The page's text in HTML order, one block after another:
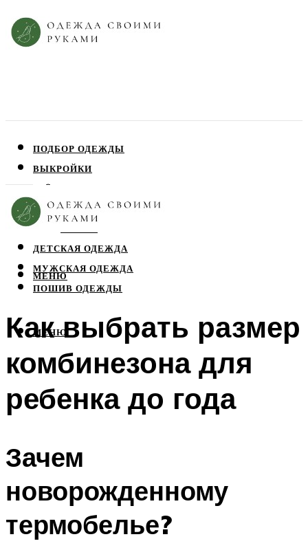
ПОДБОР ОДЕЖДЫ
ВЫКРОЙКИ
ЮБКИ
ДЕТСКАЯ ОДЕЖДА
МУЖСКАЯ ОДЕЖДА
ПОШИВ ОДЕЖДЫ
МЕНЮ
МЕНЮ
Как выбрать размер
комбинезона для
ребенка до года
Зачем
новорожденному
термобелье?